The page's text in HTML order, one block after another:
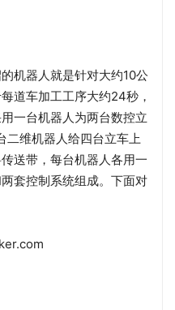
机器人就是针对大约10公
道车加工工序大约24秒，
一台机器人为两台数控立
二维机器人给四台立车上
送带，每台机器人各用一
套控制系统组成。下面对